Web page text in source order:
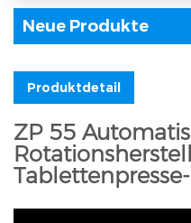
Neue Produkte
Produktdetail
ZP 55